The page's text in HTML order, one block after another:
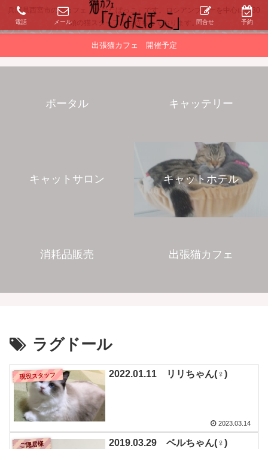
兵庫県西宮市の猫カフェ「ひなたぼっこ」です。ロシアンブルーを中心に約30
頭の猫スタッフがお待ちしております。
出張猫カフェ 開催予定
ポータル キャッテリー
キャットサロン キャットホテル
消耗品販売 出張猫カフェ
ラグドール
現役スタッフ 2022.01.11 リリちゃん(♀)
2023.03.14
ご隠居様 2019.03.29 ベルちゃん(♀)
電話 メール 問合せ 予約